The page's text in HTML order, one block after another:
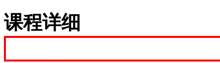
课程详细